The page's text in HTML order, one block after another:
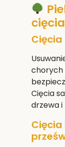
cięcia
chorych
Cięcia
drzewa